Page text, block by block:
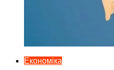
Економіка